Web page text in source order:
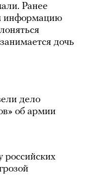
Ранее
информацию
дочь
дело
об армии